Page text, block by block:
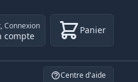
,Connexion
compte Panier
Centre d'aide